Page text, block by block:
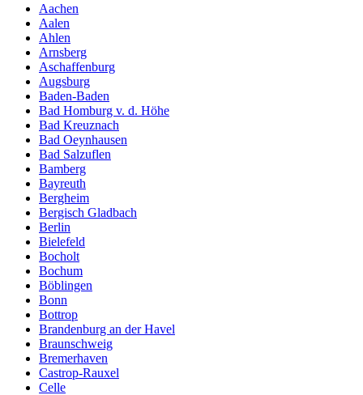
Aachen
Aalen
Ahlen
Arnsberg
Aschaffenburg
Augsburg
Baden-Baden
Bad Homburg v. d. Höhe
Bad Kreuznach
Bad Oeynhausen
Bad Salzuflen
Bamberg
Bayreuth
Bergheim
Bergisch Gladbach
Berlin
Bielefeld
Bocholt
Bochum
Böblingen
Bonn
Bottrop
Brandenburg an der Havel
Braunschweig
Bremerhaven
Castrop-Rauxel
Celle